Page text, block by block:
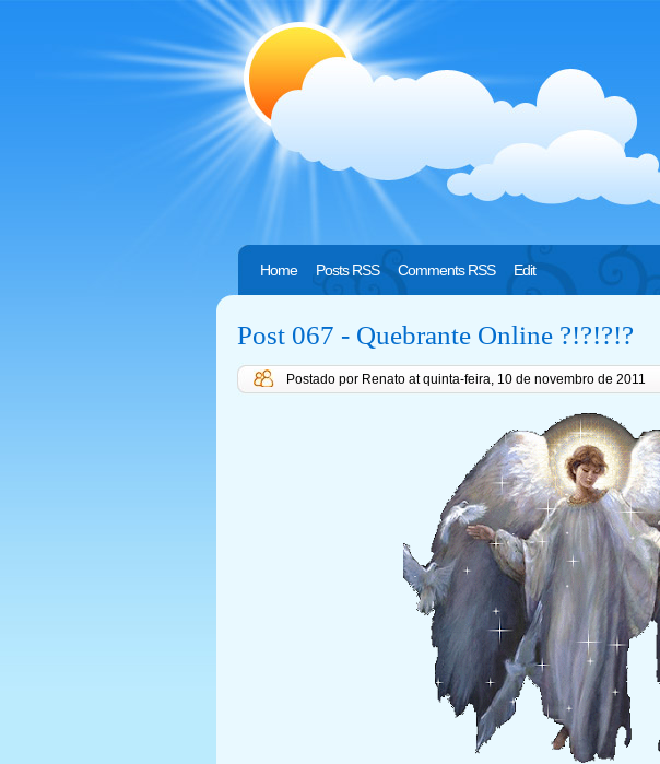
Home Posts RSS Comments RSS Edit
Post 067 - Quebrante Online ?!?!?!?
Postado por Renato atquinta-feira, 10 de novembro de 2011